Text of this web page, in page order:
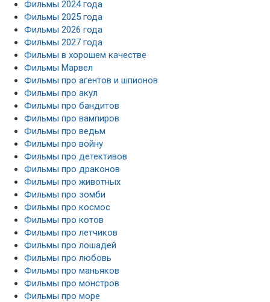
Фильмы 2024 года
Фильмы 2025 года
Фильмы 2026 года
Фильмы 2027 года
Фильмы в хорошем качестве
Фильмы Марвел
Фильмы про агентов и шпионов
Фильмы про акул
Фильмы про бандитов
Фильмы про вампиров
Фильмы про ведьм
Фильмы про войну
Фильмы про детективов
Фильмы про драконов
Фильмы про животных
Фильмы про зомби
Фильмы про космос
Фильмы про котов
Фильмы про летчиков
Фильмы про лошадей
Фильмы про любовь
Фильмы про маньяков
Фильмы про монстров
Фильмы про море